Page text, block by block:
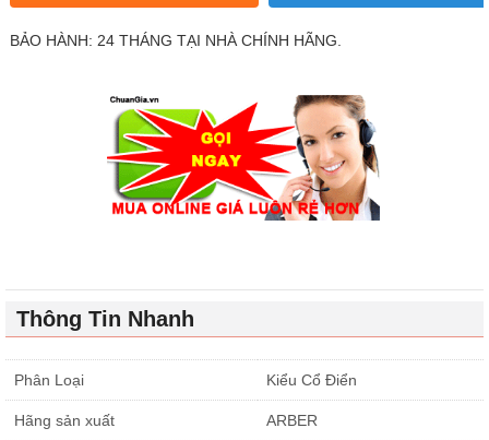
BẢO HÀNH: 24 THÁNG TẠI NHÀ CHÍNH HÃNG.
Thông Tin Nhanh
Phân Loại Kiểu Cổ Điển
Hãng sản xuất ARBER